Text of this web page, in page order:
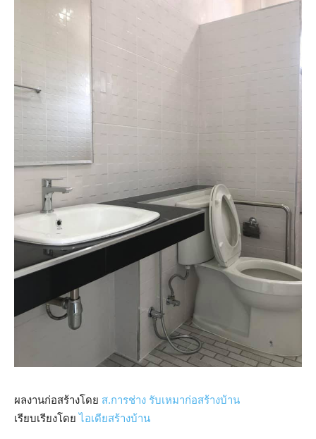
ผลงานก่อสร้างโดย ส.การช่าง รับเหมาก่อสร้างบ้าน
เรียบเรียงโดยไอเดียสร้างบ้าน